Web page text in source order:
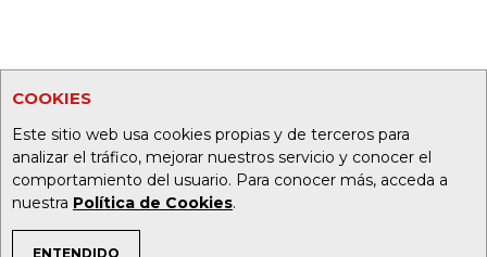
COOKIES
Este sitio web usa cookies propias y de terceros para
analizar el tráfico, mejorar nuestros servicio y conocer el
comportamiento del usuario. Para conocer más, acceda a
nuestra Política de Cookies.
ENTENDIDO